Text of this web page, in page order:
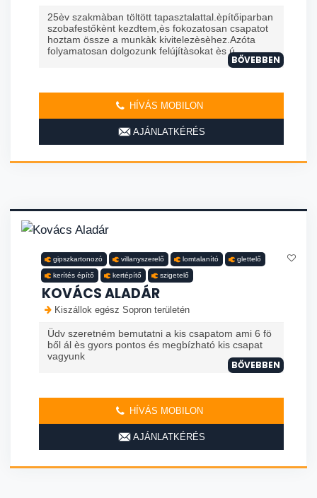
25èv szakmàban töltött tapasztalattal.èpítőiparban
szobafestőkènt kezdtem,ès fokozatosan csapatot
hoztam össze a munkàk kivitelezèsèhez.Azóta
folyamatosan dolgozunk felújítàsokat ès ú
BŐVEBBEN
HÍVÁS MOBILON
AJÁNLATKÉRÉS
gipszkartonozó villanyszerelő lomtalanító glettelő
kerítés építő kertépítő szigetelő
KOVÁCS ALADÁR
Kiszállok egész Sopron területén
Üdv szeretném bemutatni a kis csapatom ami 6 fö
ből ál ès gyors pontos és megbízható kis csapat
vagyunk
BŐVEBBEN
HÍVÁS MOBILON
AJÁNLATKÉRÉS